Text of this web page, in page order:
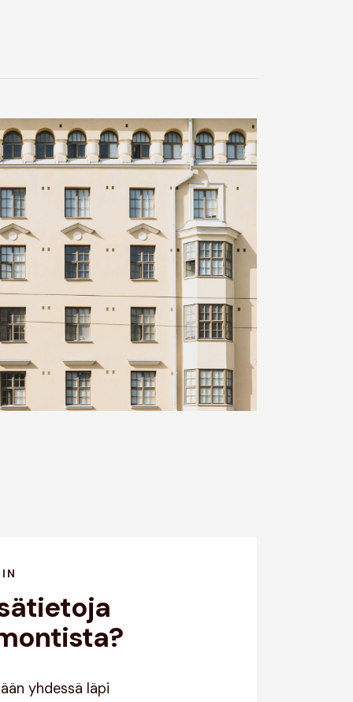
yhdessä läpi